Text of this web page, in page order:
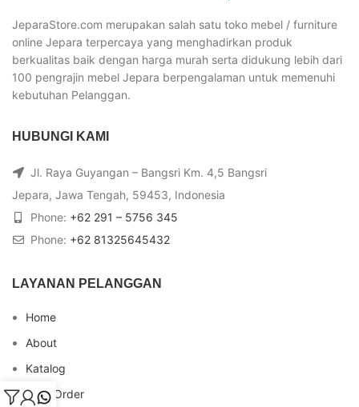
JeparaStore.com merupakan salah satu toko mebel / furniture
online Jepara terpercaya yang menghadirkan produk
berkualitas baik dengan harga murah serta didukung lebih dari
100 pengrajin mebel Jepara berpengalaman untuk memenuhi
kebutuhan Pelanggan.
HUBUNGI KAMI
Jl. Raya Guyangan – Bangsri Km. 4,5 Bangsri
Jepara, Jawa Tengah, 59453, Indonesia
Phone: +62 291 – 5756 345
Phone: +62 81325645432
LAYANAN PELANGGAN
Home
About
Katalog
Cara Order